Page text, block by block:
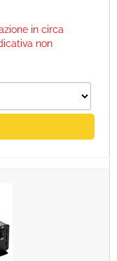
in circa
non